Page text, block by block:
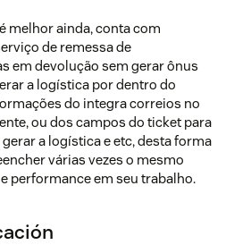
melhor ainda, conta com
de remessa de
em devolução sem gerar ônus
a logística por dentro do
do integra correios no
ou dos campos do ticket para
a logística e etc, desta forma
várias vezes o mesmo
performance em seu trabalho.